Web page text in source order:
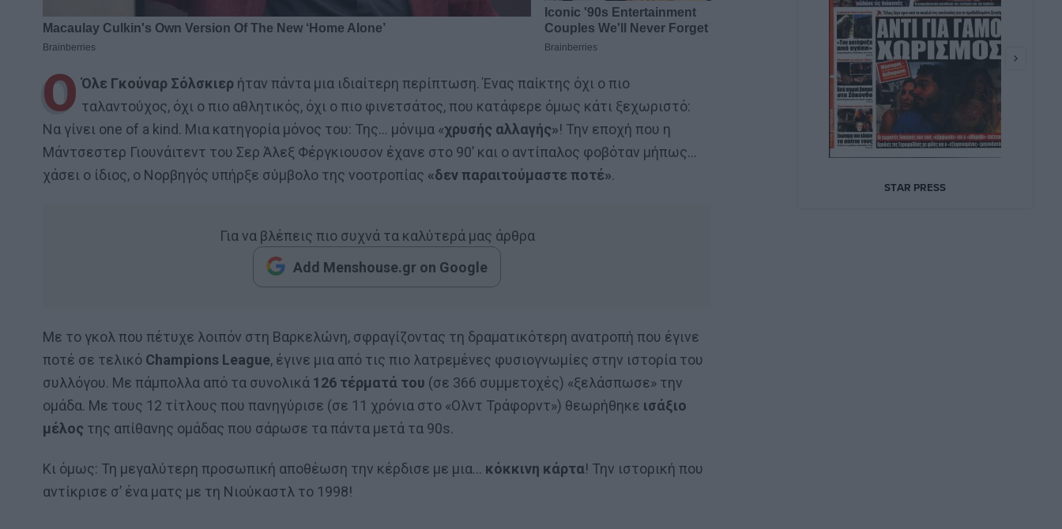
Ο Όλε Γκούναρ Σόλσκιερ ήταν πάντα μια ιδιαίτερη περίπτωση. Ένας παίκτης όχι ο πιο
ταλαντούχος, όχι ο πιο αθλητικός, όχι ο πιο φινετσάτος, που κατάφερε όμως κάτι ξεχωριστό:
Nα γίνει one of a kind. Μια κατηγορία μόνος του: Της… μόνιμα «χρυσής αλλαγής»! Την εποχή που η
Μάντσεστερ Γιουνάιτεντ του Σερ Άλεξ Φέργκιουσον έχανε στο 90’ και ο αντίπαλος φοβόταν μήπως…
χάσει ο ίδιος, ο Νορβηγός υπήρξε σύμβολο της νοοτροπίας «δεν παραιτούμαστε ποτέ».
Για να βλέπεις πιο συχνά τα καλύτερά μας άρθρα
Add Menshouse.gr on Google
Με το γκολ που πέτυχε λοιπόν στη Βαρκελώνη, σφραγίζοντας τη δραματικότερη ανατροπή που έγινε
ποτέ σε τελικό Champions League, έγινε μια από τις πιο λατρεμένες φυσιογνωμίες στην ιστορία του
συλλόγου. Με πάμπολλα από τα συνολικά 126 τέρματά του (σε 366 συμμετοχές) «ξελάσπωσε» την
ομάδα. Με τους 12 τίτλους που πανηγύρισε (σε 11 χρόνια στο «Ολντ Τράφορντ») θεωρήθηκε ισάξιο
μέλος της απίθανης ομάδας που σάρωσε τα πάντα μετά τα 90s.
Κι όμως: Τη μεγαλύτερη προσωπική αποθέωση την κέρδισε με μια… κόκκινη κάρτα! Την ιστορική που
αντίκρισε σ’ ένα ματς με τη Νιούκαστλ το 1998!